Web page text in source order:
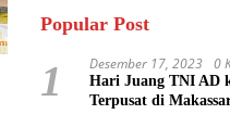
Popular Post
1 Desember 17, 2023 0
Hari Juang TNI AD
Terpusat di